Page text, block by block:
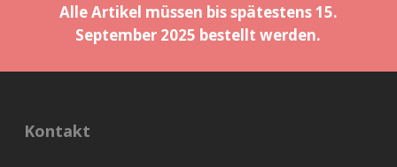
Alle Artikel müssen bis spätestens 15.
September 2025 bestellt werden.
Kontakt